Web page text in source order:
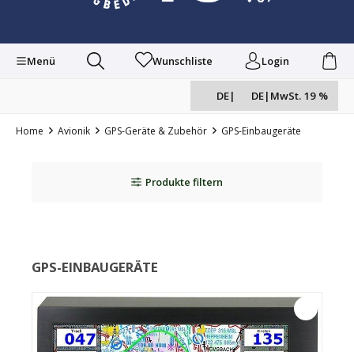
Menü Wunschliste Login
DE| DE| MwSt. 19 %
Home Avionik GPS-Geräte & Zubehör GPS-Einbaugeräte
Produkte filtern
GPS-EINBAUGERÄTE